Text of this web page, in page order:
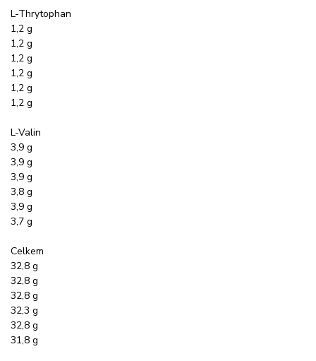
L-Thrytophan
1,2 g
1,2 g
1,2 g
1,2 g
1,2 g
1,2 g
L-Valin
3,9 g
3,9 g
3,9 g
3,8 g
3,9 g
3,7 g
Celkem
32,8 g
32,8 g
32,8 g
32,3 g
32,8 g
31,8 g